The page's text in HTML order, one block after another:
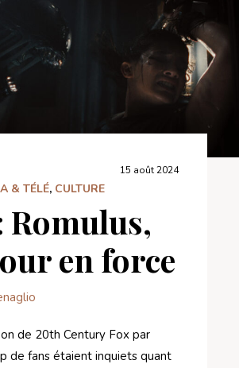
15 août 2024
& TÉLÉ, CULTURE
Romulus,
en force
de 20th Century Fox par
de fans étaient inquiets quant